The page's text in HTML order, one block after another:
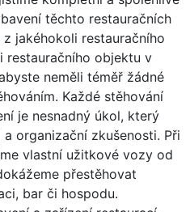
těchto restauračních
jakéhokoli restauračního
restauračního objektu v
neměli téměř žádné
Každé stěhování
je nesnadný úkol, který
organizační zkušenosti. Při
vlastní užitkové vozy od
přestěhovat
bar či hospodu.